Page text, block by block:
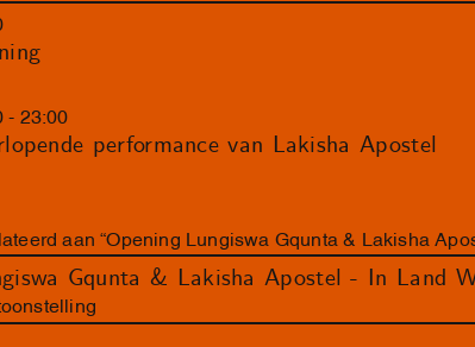
- 23:00
performance van Lakisha Apostel
aan “Opening Lungiswa Gqunta & Lakisha